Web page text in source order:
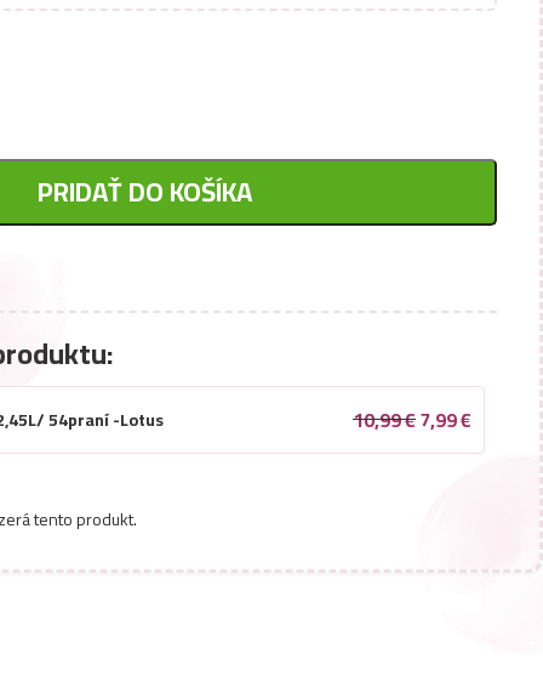
PRIDAŤ DO KOŠÍKA
54praní -Lotus 10,99€7,99€
tento produkt.